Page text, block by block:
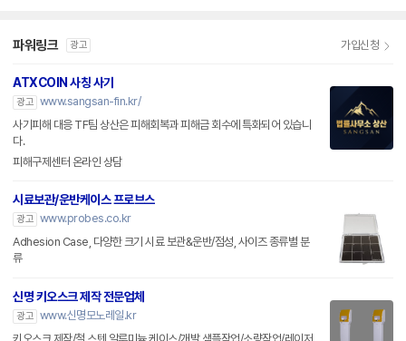
파워링크 광고 가입신청
ATXCOIN 사칭 사기
광고 www.sangsan-fin.kr/
사기피해 대응 TF팀 상산은 피해회복과 피해금 회수에 특화되어 있습니
다.
피해구제센터 온라인 상담
시료보관/운반케이스 프로브스
광고 www.probes.co.kr
Adhesion Case, 다양한 크기 시료 보관&운반/점성, 사이즈 종류별 분
류
신명 키오스크 제작 전문업체
광고 www.신명모노레일.kr